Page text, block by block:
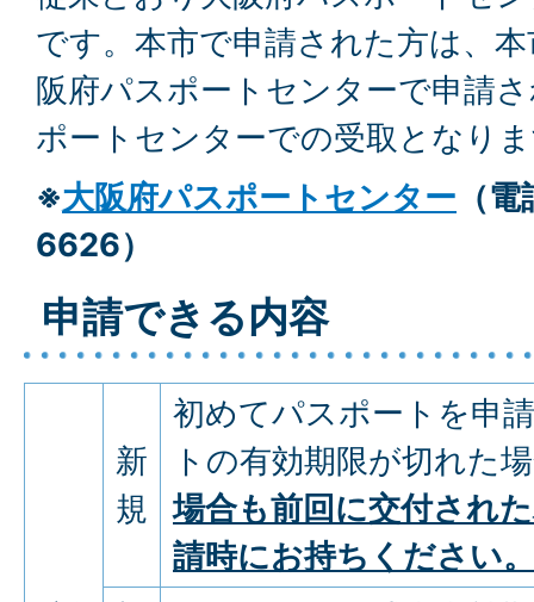
です。本市で申請された方は、
阪府パスポートセンターで申請
ポートセンターでの受取となり
※大阪府パスポートセンター （
6626）
申請できる内容
新
規
初めてパスポートを申
トの有効期限が切れた
場合も前回に交付され
請時にお持ちください。